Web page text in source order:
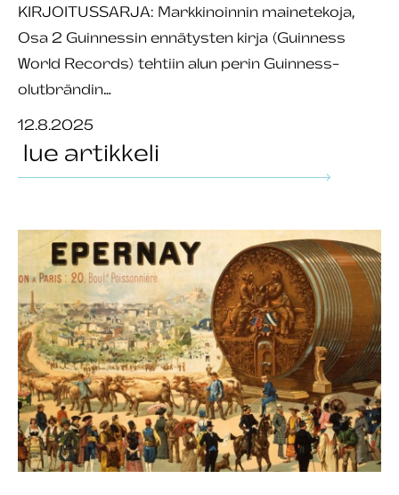
KIRJOITUSSARJA: Markkinoinnin mainetekoja,
Osa 2 Guinnessin ennätysten kirja (Guinness
World Records) tehtiin alun perin Guinness-
olutbrändin…
12.8.2025
lue artikkeli